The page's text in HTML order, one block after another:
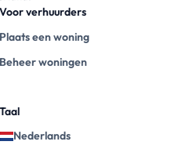
Voor verhuurders
Plaats een woning
Beheer woningen
Taal
Nederlands